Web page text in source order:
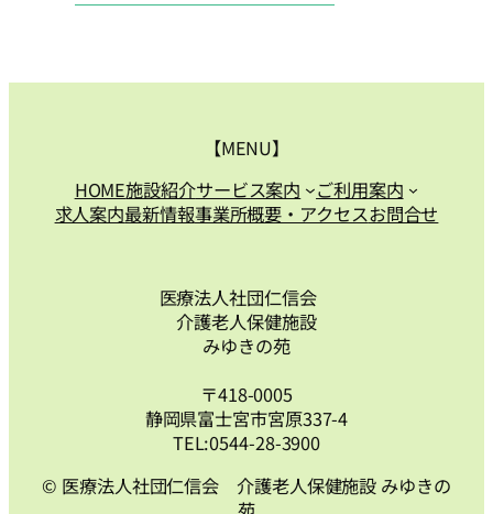
【MENU】
HOME施設紹介サービス案内
ご利用案内
求人案内最新情報事業所概要・アクセスお問合せ
医療法人社団仁信会
介護老人保健施設
みゆきの苑
〒418-0005
静岡県富士宮市宮原337-4
TEL:0544-28-3900
© 医療法人社団仁信会 介護老人保健施設 みゆきの